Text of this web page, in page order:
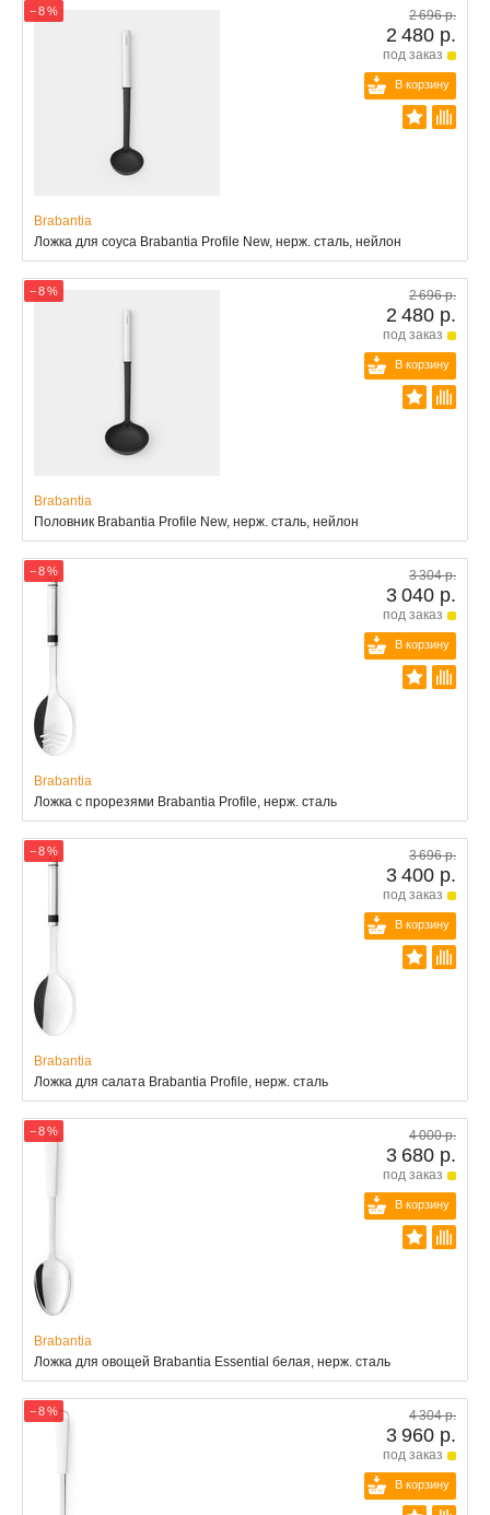
− 8 % 2 696 р.
2 480 р.
под заказ
В корзину
Brabantia
Ложка для соуса Brabantia Profile New, нерж. сталь, нейлон
− 8 % 2 696 р.
2 480 р.
под заказ
В корзину
Brabantia
Половник Brabantia Profile New, нерж. сталь, нейлон
− 8 % 3 304 р.
3 040 р.
под заказ
В корзину
Brabantia
Ложка с прорезями Brabantia Profile, нерж. сталь
− 8 % 3 696 р.
3 400 р.
под заказ
В корзину
Brabantia
Ложка для салата Brabantia Profile, нерж. сталь
− 8 % 4 000 р.
3 680 р.
под заказ
В корзину
Brabantia
Ложка для овощей Brabantia Essential белая, нерж. сталь
− 8 % 4 304 р.
3 960 р.
под заказ
В корзину